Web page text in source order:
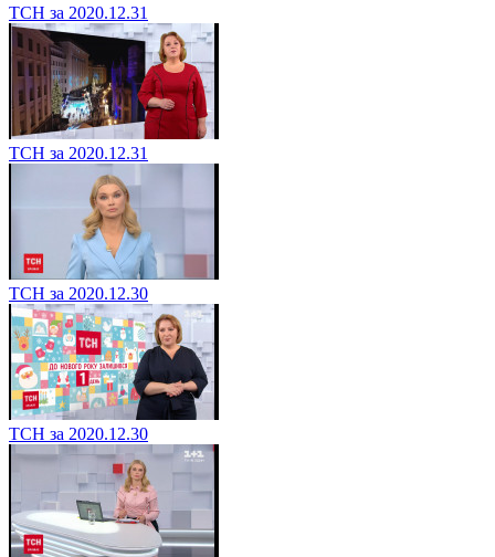
ТСН за 2020.12.31
ТСН за 2020.12.31
ТСН за 2020.12.30
ТСН за 2020.12.30